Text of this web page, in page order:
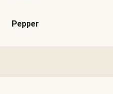
Pepper